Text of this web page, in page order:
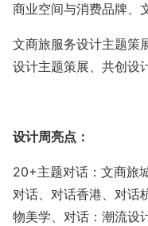
商业空间与消费品牌、
文商旅服务设计主题策
设计主题策展、共创设
设计周亮点：
20+主题对话 ：文商旅
对话、对话香港、对话
物美学、对话：潮流设